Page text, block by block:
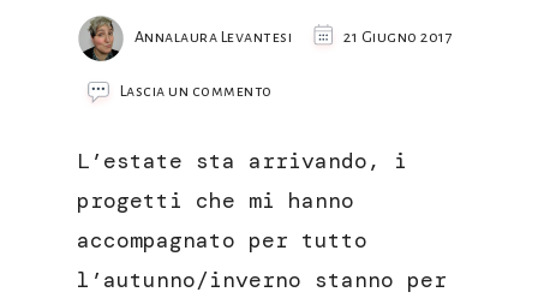
Annalaura Levantesi 21 Giugno 2017
Lascia un commento
mousse
e
L’estate sta arrivando, i
progetti che mi hanno
accompagnato per tutto
l’autunno/inverno stanno per